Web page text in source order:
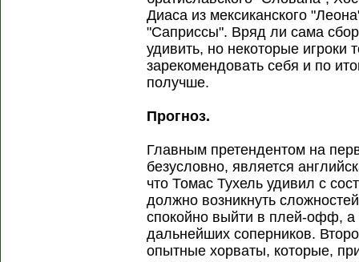
Диаса из мексиканского
"Саприссы". Вряд ли сама
удивить, но некоторые игроки
зарекомендовать себя и по
получше.
Прогноз.
Главным претендентом на
безусловно, является
что Томас Тухель удивил с
должно возникнуть
спокойно выйти в плей-офф, а
дальнейших соперников.
опытные хорваты, которые,